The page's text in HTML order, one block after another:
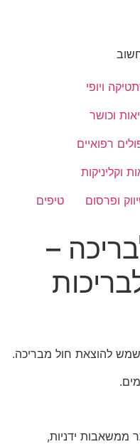
ויופי
וכושר
רפואיים
וקליניקות
ופרסום טיפים
–
להוצאת חול מבריכה.
ממשאבות ידניות,